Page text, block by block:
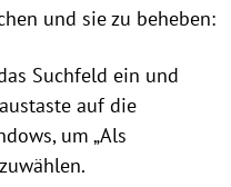
und sie zu beheben:
Suchfeld ein und
auf die
um „Als